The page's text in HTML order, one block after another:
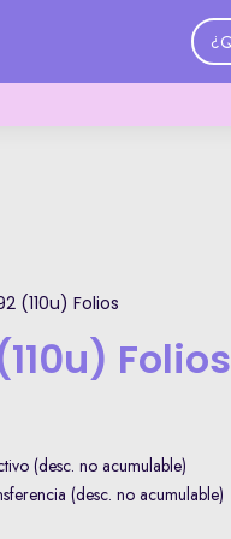
(110u) Folios
Folios
(desc. no acumulable)
(desc. no acumulable)